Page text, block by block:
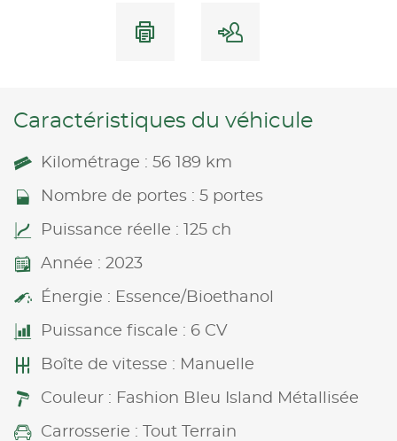
Caractéristiques du véhicule
Kilométrage : 56 189 km
Nombre de portes : 5 portes
Puissance réelle : 125 ch
Année : 2023
Énergie : Essence/Bioethanol
Puissance fiscale : 6 CV
Boîte de vitesse : Manuelle
Couleur : Fashion Bleu Island Métallisée
Carrosserie : Tout Terrain